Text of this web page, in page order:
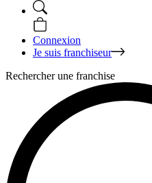
Connexion
Je suis franchiseur
Rechercher une franchise